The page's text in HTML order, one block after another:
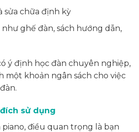
sửa chữa định kỳ
ghế đàn, sách hướng dẫn,
ý định học đàn chuyên nghiệp,
một khoản ngân sách cho việc
sử dụng
điều quan trọng là bạn